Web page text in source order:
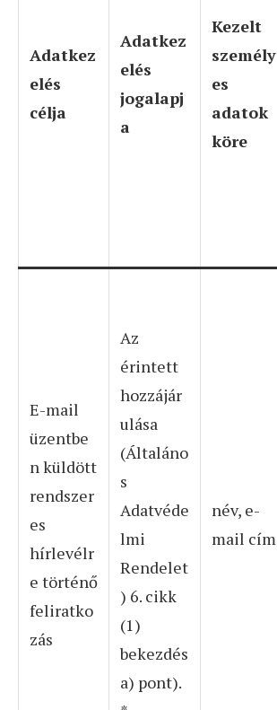
Adatkez
elés
célja
Adatkez
elés
jogalapj
a
Kezelt
személy
es
adatok
köre
E-mail
üzentbe
n küldött
rendszer
es
hírlevélr
e történő
feliratko
zás
Az
érintett
hozzájár
ulása
(Általáno
s
Adatvéde
lmi
Rendelet
) 6. cikk
(1)
bekezdés
a) pont).
név, e-
mail cím